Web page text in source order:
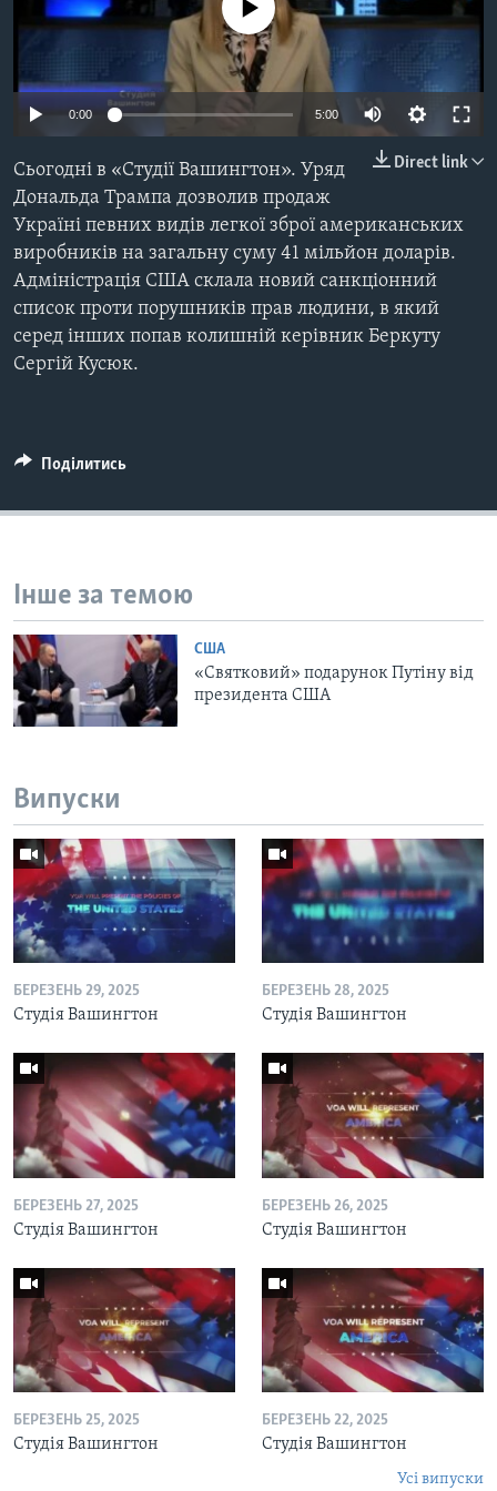
СУСПІЛЬСТВО
ІСТОРІЇ УСПІХУ УКРАЇНЦІВ
ЧАС-TIME
БРИФІНГ ГОЛОСУ АМЕРИКИ
СТУДІЯ ВАШИНГТОН
ВІКНО В АМЕРИКУ
ПРАЙМ-ТАЙМ
ПОГЛЯД З ВАШИНГТОНА
ENGLISH
Learning English
МИ В СОЦМЕРЕЖАХ
Мови
No media source currently available
0:00 5:00
Direct link
Сьогодні в «Студії Вашингтон». Уряд
Дональда Трампа дозволив продаж
Україні певних видів легкої зброї американських
виробників на загальну суму 41 мільйон доларів.
Адміністрація США склала новий санкціонний
список проти порушників прав людини, в який
серед інших попав колишній керівник Беркуту
Сергій Кусюк.
Поділитись
Інше за темою
США
«Святковий» подарунок Путіну від
президента США
Випуски
БЕРЕЗЕНЬ 29, 2025
Студія Вашингтон
БЕРЕЗЕНЬ 28, 2025
Студія Вашингтон
БЕРЕЗЕНЬ 27, 2025
Студія Вашингтон
БЕРЕЗЕНЬ 26, 2025
Студія Вашингтон
БЕРЕЗЕНЬ 25, 2025
Студія Вашингтон
БЕРЕЗЕНЬ 22, 2025
Студія Вашингтон
Усі випуски